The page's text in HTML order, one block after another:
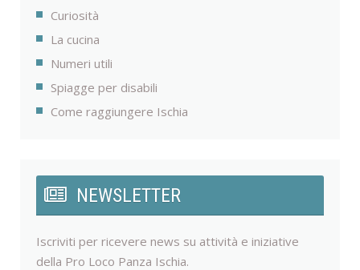
Curiosità
La cucina
Numeri utili
Spiagge per disabili
Come raggiungere Ischia
NEWSLETTER
Iscriviti per ricevere news su attività e iniziative
della Pro Loco Panza Ischia.